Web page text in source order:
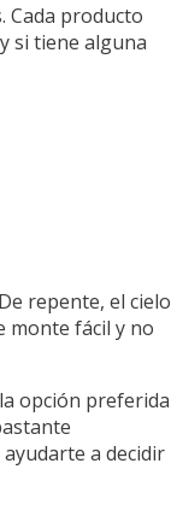
producto
si tiene alguna
repente, el cielo
monte fácil y no
opción preferida
a decidir